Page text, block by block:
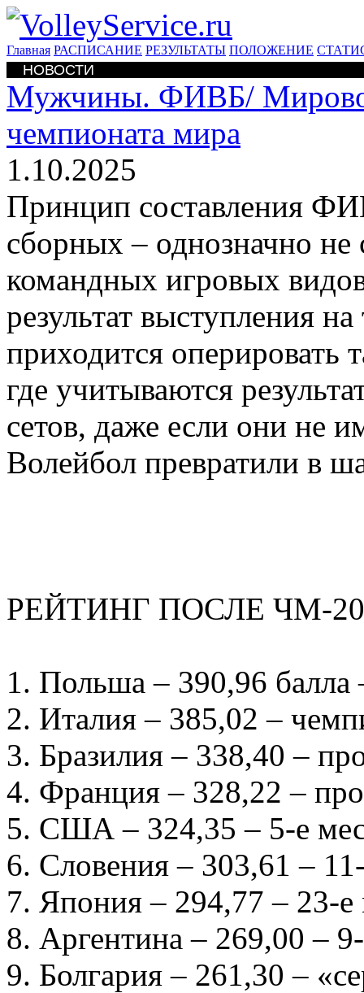
Главная РАСПИСАНИЕ РЕЗУЛЬТАТЫ ПОЛОЖЕНИЕ
НОВОСТИ
Мужчины. ФИВБ/
чемпионата мира
1.10.2025
Принцип составления
сборных – однозначно не
командных игровых
результат выступления
приходится оперировать
где учитываются
сетов, даже если они не
Волейбол превратили в
РЕЙТИНГ ПОСЛЕ ЧМ-
1. Польша – 390,96
2. Италия – 385,02 –
3. Бразилия – 338,40 –
4. Франция – 328,22 –
5. США – 324,35 – 5-е
6. Словения – 303,61 –
7. Япония – 294,77 – 23-е
8. Аргентина – 269,00 –
9. Болгария – 261,30 –